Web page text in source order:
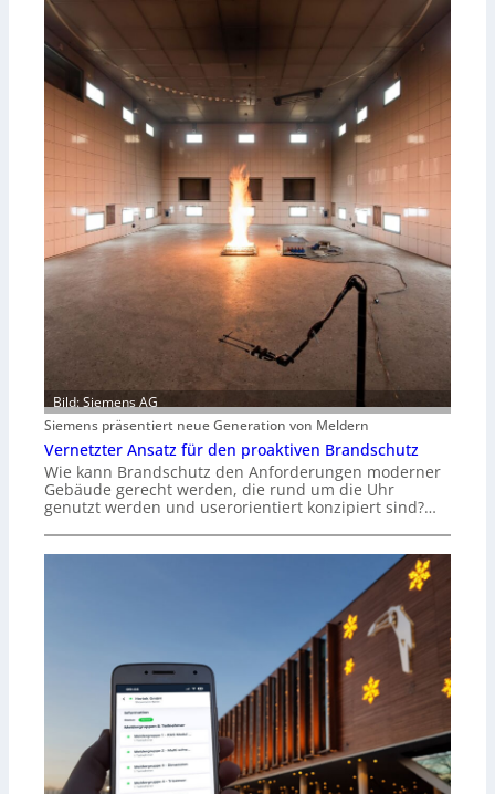
Bild: Siemens AG
Siemens präsentiert neue Generation von Meldern
Vernetzter Ansatz für den proaktiven Brandschutz
Wie kann Brandschutz den Anforderungen moderner
Gebäude gerecht werden, die rund um die Uhr
genutzt werden und userorientiert konzipiert sind?…